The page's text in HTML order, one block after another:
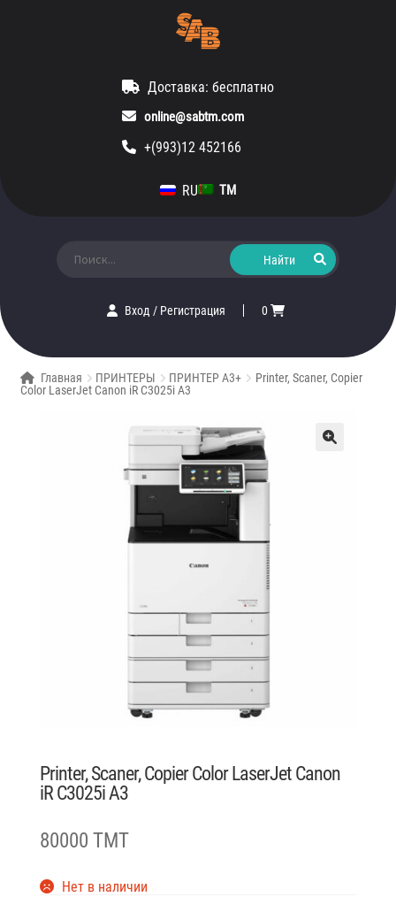
Доставка: бесплатно
online@sabtm.com
+(993)12 452166
RU TM
Вход/ Регистрация 0
Главная ПРИНТЕРЫ ПРИНТЕР A3+
Printer, Scaner, Copier
Color LaserJet Canon iR C3025i A3
Printer, Scaner, Copier Color LaserJet Canon
iR C3025i A3
80000 TMT
Нет в наличии